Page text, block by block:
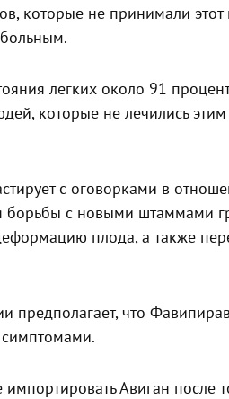
которые не принимали этот
легких около 91
которые не лечились этим
с оговорками в
с новыми штаммами
плода, а также
предполагает, что
Авиган после